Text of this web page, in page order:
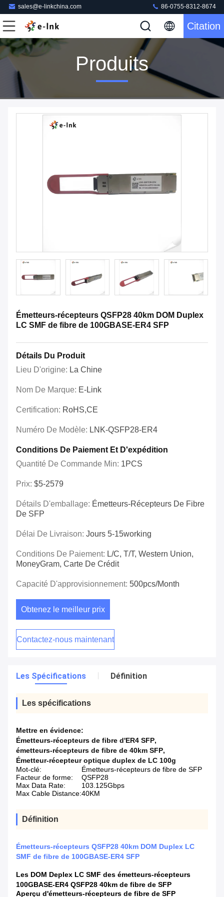
sales@e-linkchina.com 86-0755-8312-8674
Citation
Produits
Émetteurs-récepteurs QSFP28 40km DOM Duplex
LC SMF de fibre de 100GBASE-ER4 SFP
Détails Du Produit
Lieu D'origine: La Chine
Nom De Marque: E-Link
Certification: RoHS,CE
Numéro De Modèle: LNK-QSFP28-ER4
Conditions De Paiement Et D'expédition
Quantité De Commande Min: 1PCS
Prix: $5-2579
Détails D'emballage: Émetteurs-Récepteurs De Fibre
De SFP
Délai De Livraison: Jours 5-15working
Conditions De Paiement: L/C, T/T, Western Union,
MoneyGram, Carte De Crédit
Capacité D'approvisionnement: 500pcs/month
Obtenez le meilleur prix
Contactez-nous maintenant
Les Spécifications Définition
Les spécifications
Mettre en évidence:
Émetteurs-récepteurs de fibre d'ER4 SFP,
émetteurs-récepteurs de fibre de 40km SFP,
Émetteur-récepteur optique duplex de LC 100g
Mot-clé:
Émetteurs-récepteurs de fibre de SFP
Facteur de forme:
QSFP28
Max Data Rate:
103.125Gbps
Max Cable Distance:40KM
Définition
Émetteurs-récepteurs QSFP28 40km DOM Duplex LC
SMF de fibre de 100GBASE-ER4 SFP
Les DOM Deplex LC SMF des émetteurs-récepteurs
100GBASE-ER4 QSFP28 40km de fibre de SFP
Aperçu d'émetteurs-récepteurs de fibre de SFP